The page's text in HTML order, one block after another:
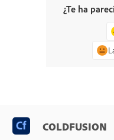
¿Te ha
COLDFUSION